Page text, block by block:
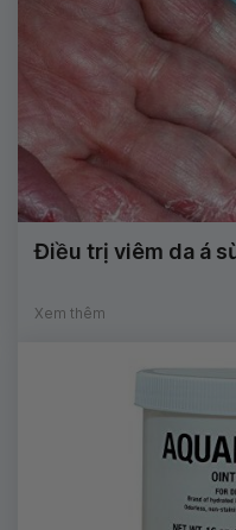
Điều trị viêm da á
Xem thêm